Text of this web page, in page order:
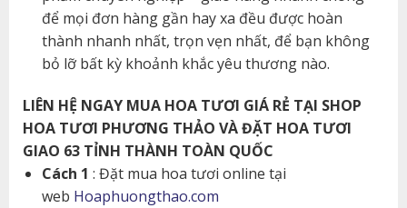
để mọi đơn hàng gần hay xa đều được hoàn
thành nhanh nhất, trọn vẹn nhất, để bạn không
bỏ lỡ bất kỳ khoảnh khắc yêu thương nào.
LIÊN HỆ NGAY MUA HOA TƯƠI GIÁ RẺ TẠI SHOP
HOA TƯƠI PHƯƠNG THẢO VÀ ĐẶT HOA TƯƠI
GIAO 63 TỈNH THÀNH TOÀN QUỐC
Cách 1 : Đặt mua hoa tươi online tại
web Hoaphuongthao.com